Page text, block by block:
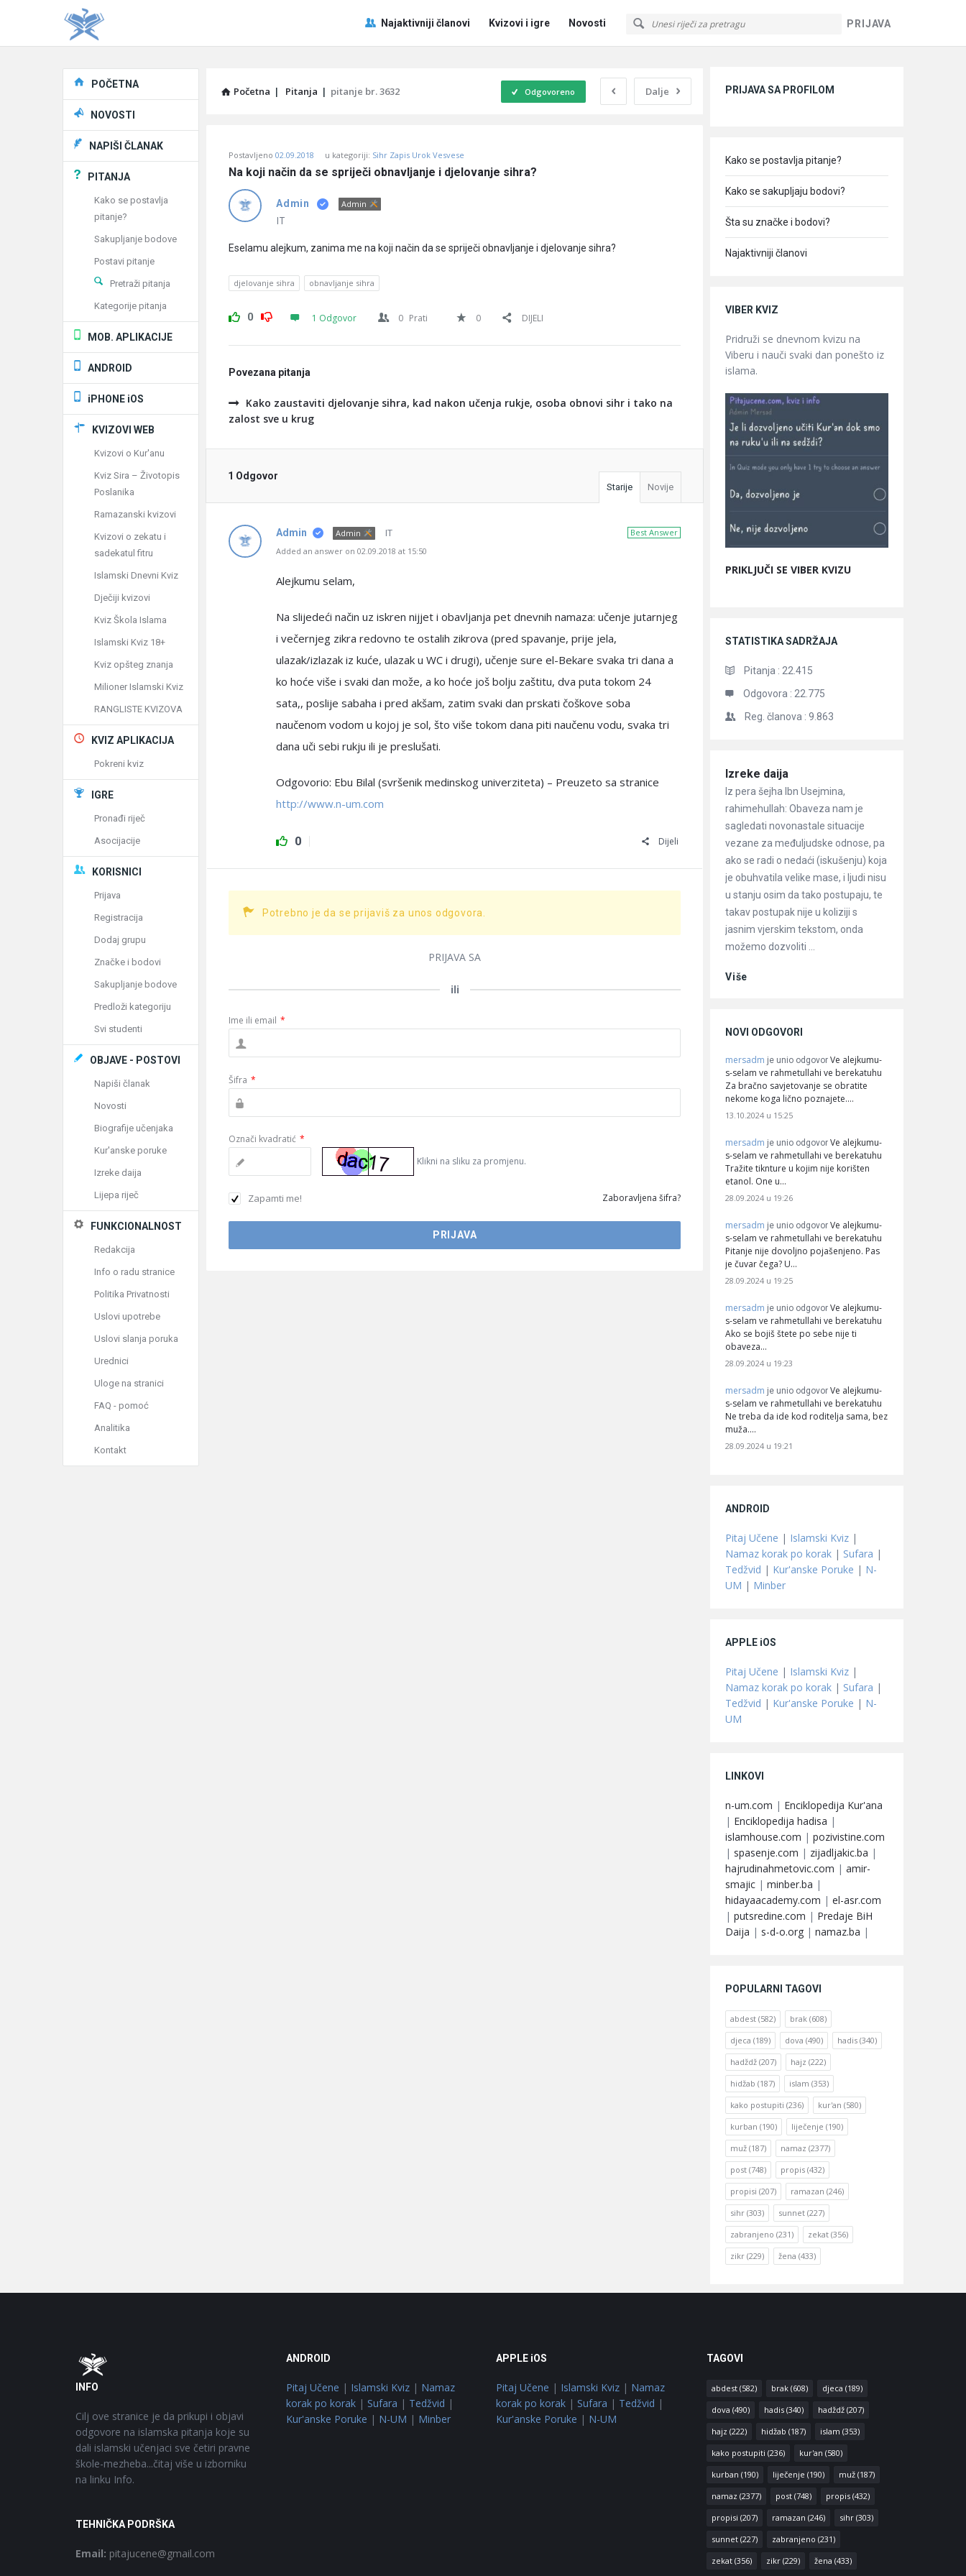
PRIJAVA
Pitaj
Učene
Navigacija
Najaktivniji članovi Kvizovi i igre Novosti
Početna | Pitanja | pitanje br. 3632 Dalje
Odgovoreno
Učene
Latest
Pitanja
Postavljeno 02.09.2018 u kategoriji: Sihr Zapis Urok Vesvese
Na koji način da se spriječi obnavljanje i djelovanje sihra?
Admin Admin
IT
Eselamu alejkum, zanima me na koji način da se spriječi obnavljanje i djelovanje sihra?
djelovanje sihra obnavljanje sihra
0 1 Odgovor 0 Prati 0 DIJELI
Povezana pitanja
Kako zaustaviti djelovanje sihra, kad nakon učenja rukje, osoba obnovi sihr i tako na
zalost sve u krug
1 Odgovor
Starije Novije
Best Answer
Admin Admin IT
Added an answer on 02.09.2018 at 15:50
Alejkumu selam,
Na slijedeći način uz iskren nijjet i obavljanja pet dnevnih namaza: učenje jutarnjeg
i večernjeg zikra redovno te ostalih zikrova (pred spavanje, prije jela,
ulazak/izlazak iz kuće, ulazak u WC i drugi), učenje sure el-Bekare svaka tri dana a
ko hoće više i svaki dan može, a ko hoće još bolju zaštitu, dva puta tokom 24
sata,, poslije sabaha i pred akšam, zatim svaki dan prskati čoškove soba
naučenom vodom u kojoj je sol, što više tokom dana piti naučenu vodu, svaka tri
dana uči sebi rukju ili je preslušati.
Odgovorio: Ebu Bilal (svršenik medinskog univerziteta) – Preuzeto sa stranice
http://www.n-um.com
0 Dijeli
Potrebno je da se prijaviš za unos odgovora.
PRIJAVA SA
ili
Ime ili email *
Šifra *
Označi kvadratić *
Klikni na sliku za promjenu.
Zapamti me! Zaboravljena šifra?
PRIJAVA SA PROFILOM
Kako se postavlja pitanje?
Kako se sakupljaju bodovi?
Šta su značke i bodovi?
Najaktivniji članovi
VIBER KVIZ
Pridruži se dnevnom kvizu na
Viberu i nauči svaki dan ponešto iz
islama.
PRIKLJUČI SE VIBER KVIZU
STATISTIKA SADRŽAJA
Pitanja : 22.415
Odgovora : 22.775
Reg. članova : 9.863
Članci
Izreke daija
Iz pera šejha Ibn Usejmina,
rahimehullah: Obaveza nam je
sagledati novonastale situacije
vezane za međuljudske odnose, pa
ako se radi o nedaći (iskušenju) koja
je obuhvatila velike mase, i ljudi nisu
u stanju osim da tako postupaju, te
takav postupak nije u koliziji s
jasnim vjerskim tekstom, onda
možemo dozvoliti ...
Više
NOVI ODGOVORI
mersadm je unio odgovor Ve alejkumu-
s-selam ve rahmetullahi ve berekatuhu
Za bračno savjetovanje se obratite
nekome koga lično poznajete.…
13.10.2024 u 15:25
mersadm je unio odgovor Ve alejkumu-
s-selam ve rahmetullahi ve berekatuhu
Tražite tiknture u kojim nije korišten
etanol. One u…
28.09.2024 u 19:26
mersadm je unio odgovor Ve alejkumu-
s-selam ve rahmetullahi ve berekatuhu
Pitanje nije dovoljno pojašenjeno. Pas
je čuvar čega? U…
28.09.2024 u 19:25
mersadm je unio odgovor Ve alejkumu-
s-selam ve rahmetullahi ve berekatuhu
Ako se bojiš štete po sebe nije ti
obaveza…
28.09.2024 u 19:23
mersadm je unio odgovor Ve alejkumu-
s-selam ve rahmetullahi ve berekatuhu
Ne treba da ide kod roditelja sama, bez
muža.…
28.09.2024 u 19:21
ANDROID
Pitaj Učene | Islamski Kviz |
Namaz korak po korak | Sufara |
Tedžvid | Kur'anske Poruke | N-
UM | Minber
APPLE iOS
Pitaj Učene | Islamski Kviz |
Namaz korak po korak | Sufara |
Tedžvid | Kur'anske Poruke | N-
UM
LINKOVI
n-um.com | Enciklopedija Kur'ana
| Enciklopedija hadisa |
islamhouse.com | pozivistine.com
| spasenje.com | zijadljakic.ba |
hajrudinahmetovic.com | amir-
smajic | minber.ba |
hidayaacademy.com | el-asr.com
| putsredine.com | Predaje BiH
Daija | s-d-o.org | namaz.ba |
POPULARNI TAGOVI
abdest (582) brak (608)
djeca (189) dova (490) hadis (340)
hadždž (207) hajz (222)
hidžab (187) islam (353)
kako postupiti (236) kur'an (580)
kurban (190) liječenje (190)
muž (187) namaz (2377)
post (748) propis (432)
propisi (207) ramazan (246)
sihr (303) sunnet (227)
zabranjeno (231) zekat (356)
zikr (229) žena (433)
Explore
POČETNA
NOVOSTI
NAPIŠI ČLANAK
PITANJA
Kako se postavlja
pitanje?
Sakupljanje bodove
Postavi pitanje
Pretraži pitanja
Kategorije pitanja
MOB. APLIKACIJE
ANDROID
iPHONE iOS
KVIZOVI WEB
Kvizovi o Kur'anu
Kviz Sira – Životopis
Poslanika
Ramazanski kvizovi
Kvizovi o zekatu i
sadekatul fitru
Islamski Dnevni Kviz
Dječiji kvizovi
Kviz Škola Islama
Islamski Kviz 18+
Kviz opšteg znanja
Milioner Islamski Kviz
RANGLISTE KVIZOVA
KVIZ APLIKACIJA
Pokreni kviz
IGRE
Pronađi riječ
Asocijacije
KORISNICI
Prijava
Registracija
Dodaj grupu
Značke i bodovi
Sakupljanje bodove
Predloži kategoriju
Svi studenti
OBJAVE - POSTOVI
Napiši članak
Novosti
Biografije učenjaka
Kur'anske poruke
Izreke daija
Lijepa riječ
FUNKCIONALNOST
Redakcija
Info o radu stranice
Politika Privatnosti
Uslovi upotrebe
Uslovi slanja poruka
Urednici
Uloge na stranici
FAQ - pomoć
Analitika
Kontakt
Footer
INFO
Cilj ove stranice je da prikupi i objavi
odgovore na islamska pitanja koje su
dali islamski učenjaci sve četiri pravne
škole-mezheba...čitaj više u izborniku
na linku Info.
TEHNIČKA PODRŠKA
Email: pitajucene@gmail.com
ANDROID
Pitaj Učene | Islamski Kviz| Namaz
korak po korak| Sufara | Tedžvid |
Kur'anske Poruke | N-UM | Minber
APPLE iOS
Pitaj Učene | Islamski Kviz | Namaz
korak po korak | Sufara | Tedžvid |
Kur'anske Poruke | N-UM
TAGOVI
abdest(582) brak(608) djeca (189)
dova (490) hadis(340) hadždž(207)
hajz (222) hidžab (187) islam (353)
kako postupiti (236) kur'an (580)
kurban (190) liječenje (190) muž(187)
namaz (2377) post(748) propis(432)
propisi (207) ramazan (246) sihr(303)
sunnet(227) zabranjeno (231)
zekat(356) zikr(229) žena (433)